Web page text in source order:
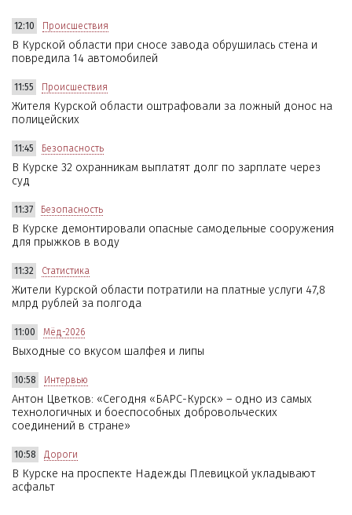
12:10 Происшествия
В Курской области при сносе завода обрушилась стена и
повредила 14 автомобилей
11:55 Происшествия
Жителя Курской области оштрафовали за ложный донос на
полицейских
11:45 Безопасность
В Курске 32 охранникам выплатят долг по зарплате через
суд
11:37 Безопасность
В Курске демонтировали опасные самодельные сооружения
для прыжков в воду
11:32 Статистика
Жители Курской области потратили на платные услуги 47,8
млрд рублей за полгода
11:00 Мёд-2026
Выходные со вкусом шалфея и липы
10:58 Интервью
Антон Цветков: «Сегодня «БАРС-Курск» – одно из самых
технологичных и боеспособных добровольческих
соединений в стране»
10:58 Дороги
В Курске на проспекте Надежды Плевицкой укладывают
асфальт